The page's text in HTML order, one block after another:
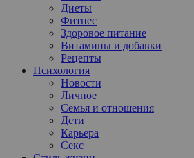
Диеты
Фитнес
Здоровое питание
Витамины и добавки
Рецепты
Психология
Новости
Личное
Семья и отношения
Дети
Карьера
Секс